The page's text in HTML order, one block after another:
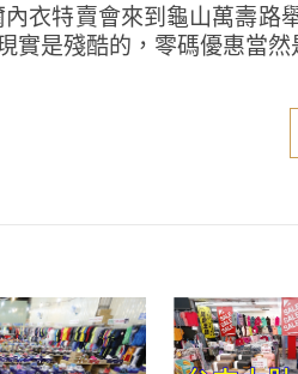
衣特賣會來到龜山萬壽路
實是殘酷的，零碼優惠當